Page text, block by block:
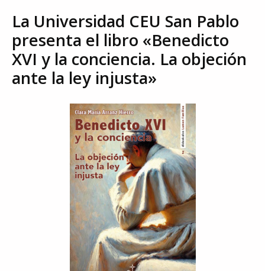
La Universidad CEU San Pablo
presenta el libro «Benedicto
XVI y la conciencia. La objeción
ante la ley injusta»